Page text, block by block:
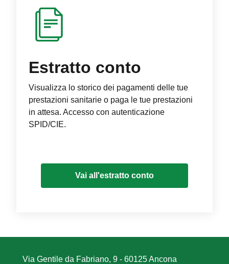
Estratto conto
Visualizza lo storico dei pagamenti delle tue
prestazioni sanitarie o paga le tue prestazioni
in attesa. Accesso con autenticazione
SPID/CIE.
Vai all'estratto conto
Via Gentile da Fabriano, 9 - 60125 Ancona